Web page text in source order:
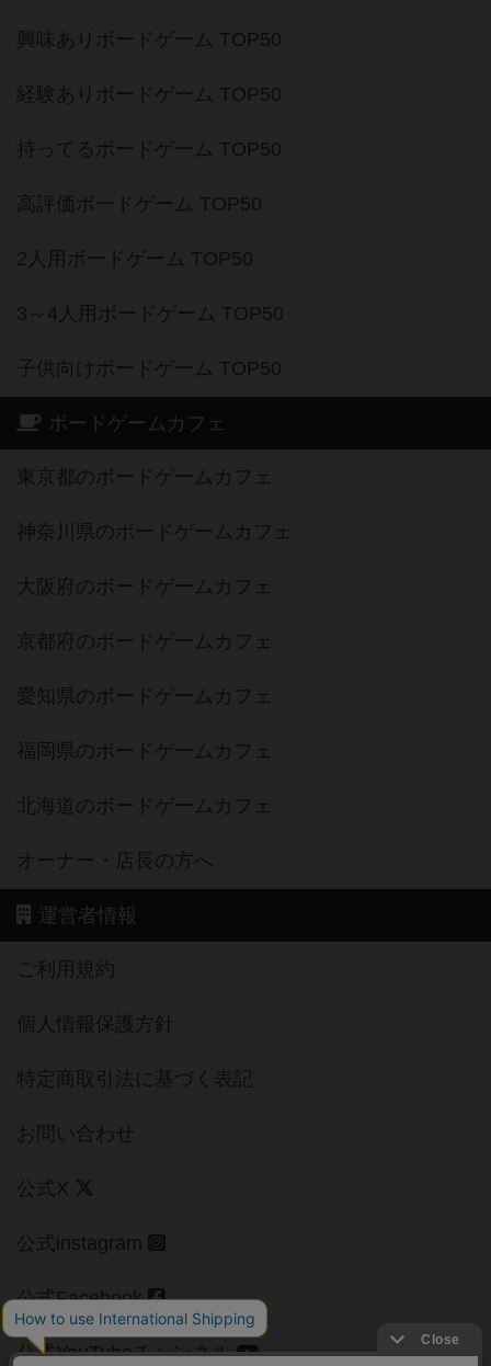
興味ありボードゲーム TOP50
経験ありボードゲーム TOP50
持ってるボードゲーム TOP50
高評価ボードゲーム TOP50
2人用ボードゲーム TOP50
3～4人用ボードゲーム TOP50
子供向けボードゲーム TOP50
ボードゲームカフェ
東京都のボードゲームカフェ
神奈川県のボードゲームカフェ
大阪府のボードゲームカフェ
京都府のボードゲームカフェ
愛知県のボードゲームカフェ
福岡県のボードゲームカフェ
北海道のボードゲームカフェ
オーナー・店長の方へ
運営者情報
ご利用規約
個人情報保護方針
特定商取引法に基づく表記
お問い合わせ
公式X
公式instagram
公式Facebook
公式YouTubeチャンネル